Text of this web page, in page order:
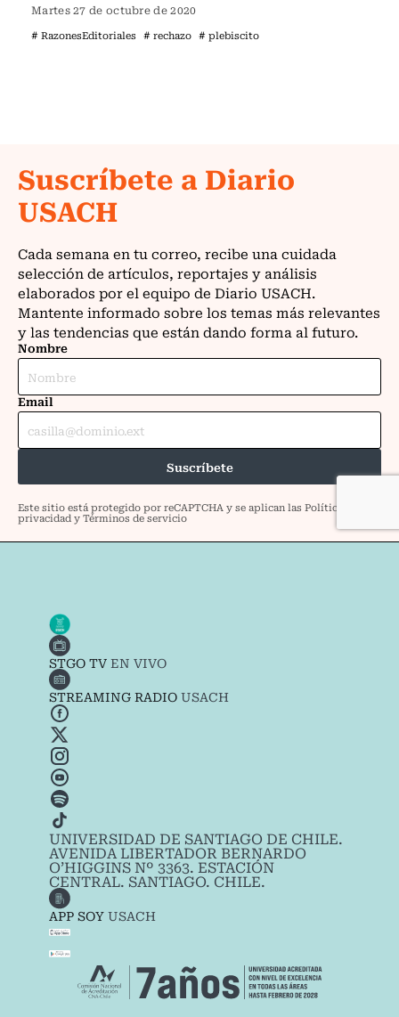
Martes 27 de octubre de 2020
# RazonesEditoriales # rechazo # plebiscito
STGO TVEN VIVO
STREAMING RADIOUSACH
UNIVERSIDAD DE SANTIAGO DE CHILE.
AVENIDA LIBERTADOR BERNARDO
O’HIGGINS Nº 3363. ESTACIÓN
CENTRAL. SANTIAGO. CHILE.
APP SOYUSACH